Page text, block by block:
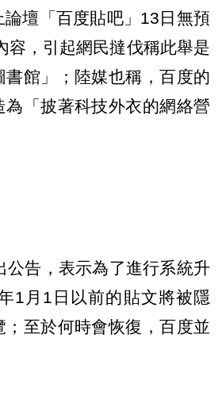
論壇「百度貼吧」13日無預
容，引起網民撻伐稱此舉是
書館」；陸媒也稱，百度的
「披著科技外衣的網絡營
公告，表示為了進行系統升
1月1日以前的貼文將被隱
至於何時會恢復，百度並